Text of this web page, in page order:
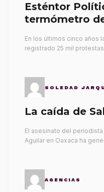
Esténtor
termómetro
En los últimos cinco años
registrado 25 mil
SOLEDAD
La caída de
El asesinato del
Aguilar en Oaxaca ha
AGENCIAS